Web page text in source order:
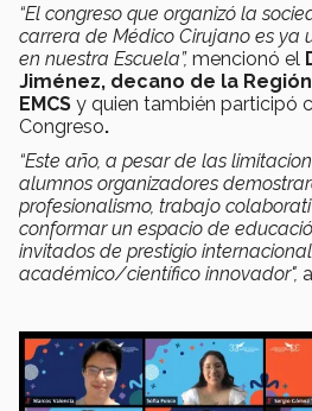
“El congreso que organizó la
carrera de Médico Cirujano es ya
en nuestra Escuela”, mencionó el
Jiménez, decano de la
EMCS y quien también participó
Congreso.
“Este año, a pesar de las
alumnos organizadores
profesionalismo, trabajo
conformar un espacio de
invitados de prestigio
académico/científico innovador",